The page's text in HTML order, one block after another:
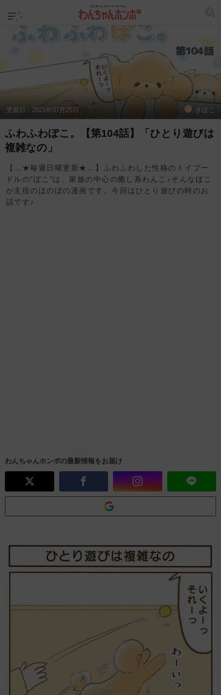
更新日： 2021年07月25日 きほこ
ふわふわぽこ。【第104話】「ひとり遊びは
複雑なの」
【…★毎週日曜更新★…】ふわふわした性格のトイプー
ドルの″ぽこ”は、家族の中心の癒し系わんこ♪そんなぽこ
が主役のほのぼの漫画です。今回はひとり遊びの時のお
話です♪
わんちゃんホンポの最新情報をお届け